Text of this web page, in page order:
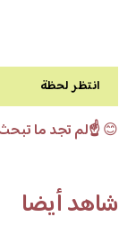
انتظر لحظة
😊☝️لم تجد ما
شاهد أيضا